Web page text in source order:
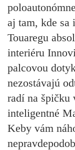
aj tam, kde sa
Touaregu
interiéru
palcovou
nezostávajú
radí na špičku
inteligentné
Keby vám